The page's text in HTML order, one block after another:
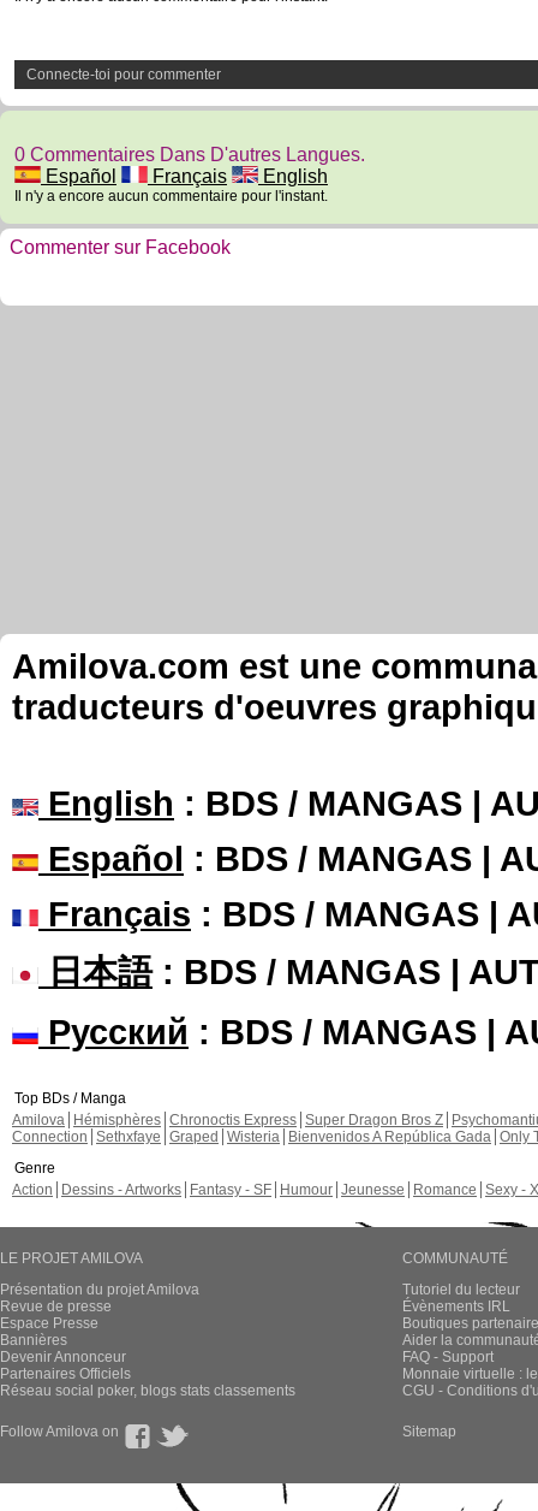
Connecte-toi pour commenter
0 Commentaires Dans D'autres Langues.
Español
Français English
Il n'y a encore aucun commentaire pour l'instant.
Commenter sur Facebook
Amilova.com est une
traducteurs d'oeuvres
English : BDS / MANGAS |
Español : BDS / MANGAS |
Français : BDS / MANGAS |
日本語: BDS / MANGAS |
Русский : BDS / MANGAS |
Top BDs / Manga
Amilova
Hémisphères Chronoctis Express Super Dragon Bros Z
Connection Sethxfaye Graped Wisteria Bienvenidos A República Gada Only
Genre
Action
Dessins - Artworks Fantasy - SF Humour Jeunesse Romance Sexy -
LE PROJET AMILOVA
Présentation du projet Amilova
Revue de presse
Espace Presse
Bannières
Devenir Annonceur
Partenaires Officiels
Réseau social poker, blogs stats classements
COMMUNAUTÉ
Tutoriel du lecteur
Évènements IRL
Boutiques
Aider la
FAQ - Support
Monnaie virtuelle :
CGU - Conditions
Follow Amilova on Sitemap